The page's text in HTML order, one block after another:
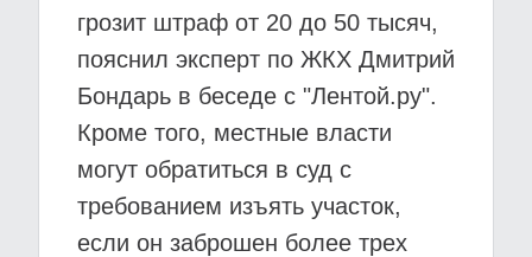
грозит штраф от 20 до 50 тысяч,
пояснил эксперт по ЖКХ Дмитрий
Бондарь в беседе с "Лентой.ру".
Кроме того, местные власти
могут обратиться в суд с
требованием изъять участок,
если он заброшен более трех